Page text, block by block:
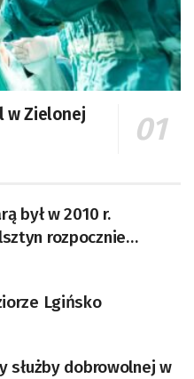
w Zielonej
był w 2010 r.
rozpocznie
Tr5-65
Lgińsko
służby dobrowolnej w